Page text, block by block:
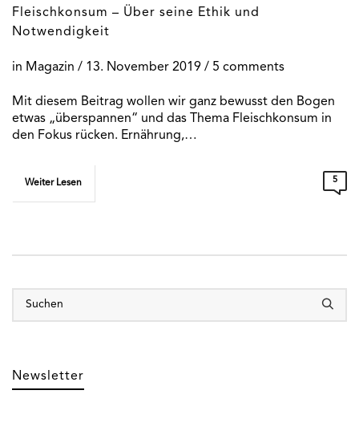
Fleischkonsum – Über seine Ethik und
Notwendigkeit
in Magazin / 13. November 2019 / 5 comments
Mit diesem Beitrag wollen wir ganz bewusst den Bogen
etwas „überspannen“ und das Thema Fleischkonsum in
den Fokus rücken. Ernährung,…
Weiter Lesen 5
Newsletter